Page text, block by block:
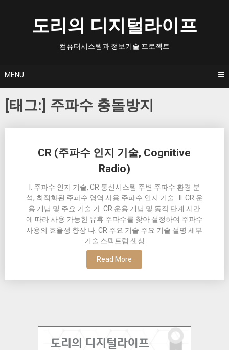
도리의 디지털라이프
컴퓨터시스템과 정보기술 프로젝트
MENU
[태그:] 주파수 충돌방지
CR (주파수 인지 기술, Cognitive
Radio)
I. 주파수 인지 기술, CR 통신시스템 주변 주파수 환경 분
석, 최적화된 주파수 영역 사용 주파수 인지 기술 II. CR 운
용 개념 및 주요 기술 가. CR 운용 개념 및 동작 단계 시간
에 따라 사용 가능한 유휴 주파수를 찾아 설정하여 주파수
사용의 효율성 향상 나. CR 주요 기술 주요 기술 설명 세부
기술 스펙트럼 센싱
Read More
navigation